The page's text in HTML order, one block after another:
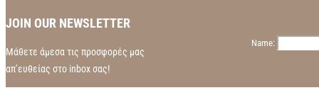
JOIN OUR NEWSLETTER
Μάθετε άμεσα τις προσφορές μας
απ’ευθείας στο inbox σας!
Name: